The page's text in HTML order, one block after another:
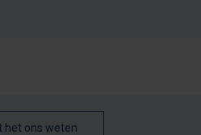
het ons weten